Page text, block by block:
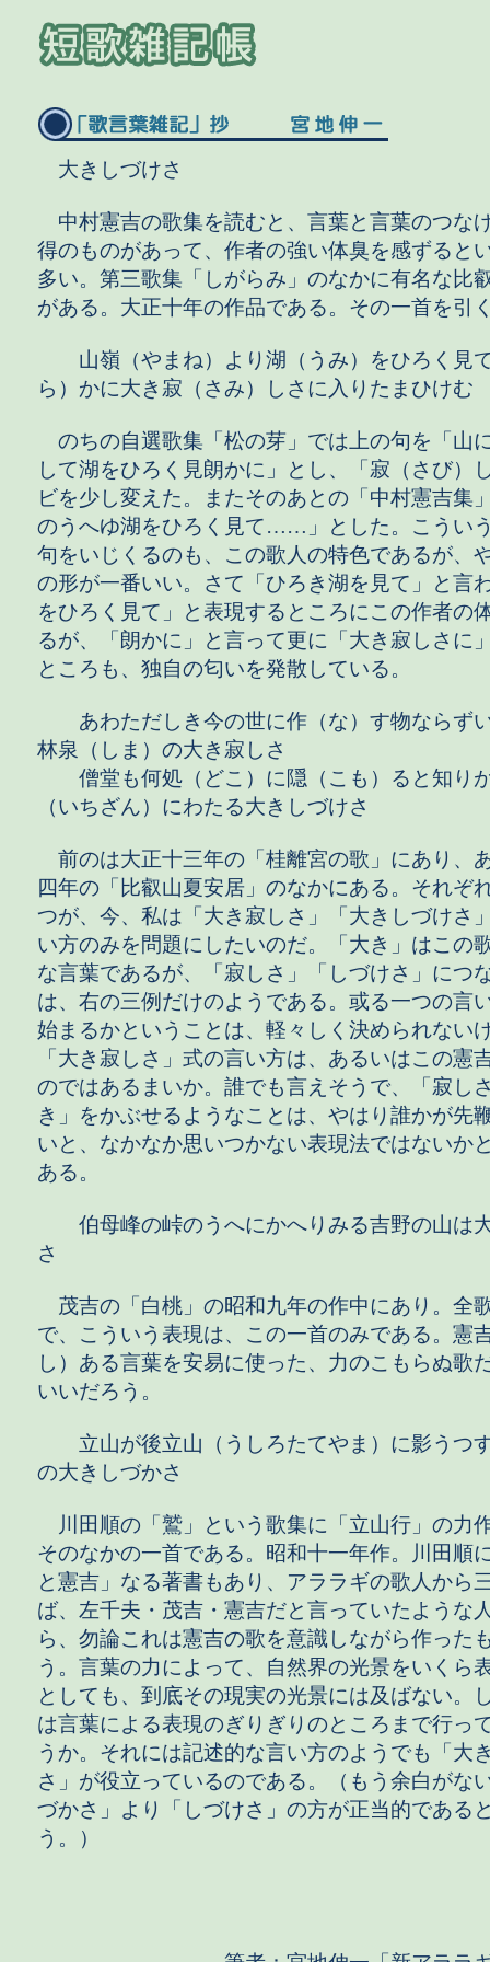
大きしづけさ
中村憲吉の歌集を読むと、言葉と言葉のつな
得のものがあって、作者の強い体臭を感ずると
多い。第三歌集「しがらみ」のなかに有名な比
がある。大正十年の作品である。その一首を引
山嶺（やまね）より湖（うみ）をひろく見
ら）かに大き寂（さみ）しさに入りたまひけむ
のちの自選歌集「松の芽」では上の句を「山
して湖をひろく見朗かに」とし、「寂（さび）
ビを少し変えた。またそのあとの「中村憲吉集
のうへゆ湖をひろく見て……」とした。こうい
句をいじくるのも、この歌人の特色であるが、
の形が一番いい。さて「ひろき湖を見て」と言
をひろく見て」と表現するところにこの作者の
るが、「朗かに」と言って更に「大き寂しさに
ところも、独自の匂いを発散している。
あわただしき今の世に作（な）す物ならず
林泉（しま）の大き寂しさ
僧堂も何処（どこ）に隠（こも）ると知り
（いちざん）にわたる大きしづけさ
前のは大正十三年の「桂離宮の歌」にあり、
四年の「比叡山夏安居」のなかにある。それぞ
つが、今、私は「大き寂しさ」「大きしづけさ
い方のみを問題にしたいのだ。「大き」はこの
な言葉であるが、「寂しさ」「しづけさ」につ
は、右の三例だけのようである。或る一つの言
始まるかということは、軽々しく決められない
「大き寂しさ」式の言い方は、あるいはこの憲
のではあるまいか。誰でも言えそうで、「寂し
き」をかぶせるようなことは、やはり誰かが先
いと、なかなか思いつかない表現法ではないか
ある。
伯母峰の峠のうへにかへりみる吉野の山は
さ
茂吉の「白桃」の昭和九年の作中にあり。全
で、こういう表現は、この一首のみである。憲
し）ある言葉を安易に使った、力のこもらぬ歌
いいだろう。
立山が後立山（うしろたてやま）に影うつ
の大きしづかさ
川田順の「鷲」という歌集に「立山行」の力
そのなかの一首である。昭和十一年作。川田順
と憲吉」なる著書もあり、アララギの歌人から
ば、左千夫・茂吉・憲吉だと言っていたような
ら、勿論これは憲吉の歌を意識しながら作った
う。言葉の力によって、自然界の光景をいくら
としても、到底その現実の光景には及ばない。
は言葉による表現のぎりぎりのところまで行っ
うか。それには記述的な言い方のようでも「大
さ」が役立っているのである。（もう余白がな
づかさ」より「しづけさ」の方が正当的である
う。）